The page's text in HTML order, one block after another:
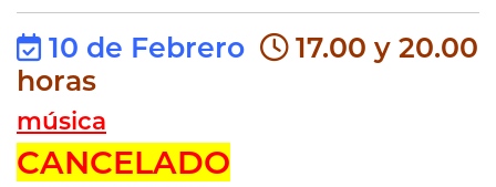
10 de Febrero
17.00 y 20.00
horas
música
CANCELADO